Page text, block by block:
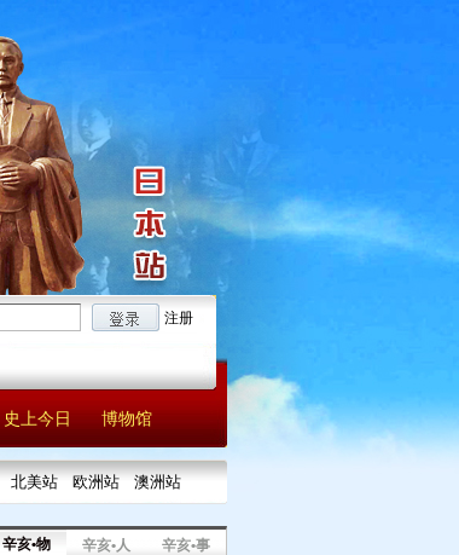
注册
史上今日 博物馆
北美站 欧洲站 澳洲站
辛亥•物 辛亥•人 辛亥•事